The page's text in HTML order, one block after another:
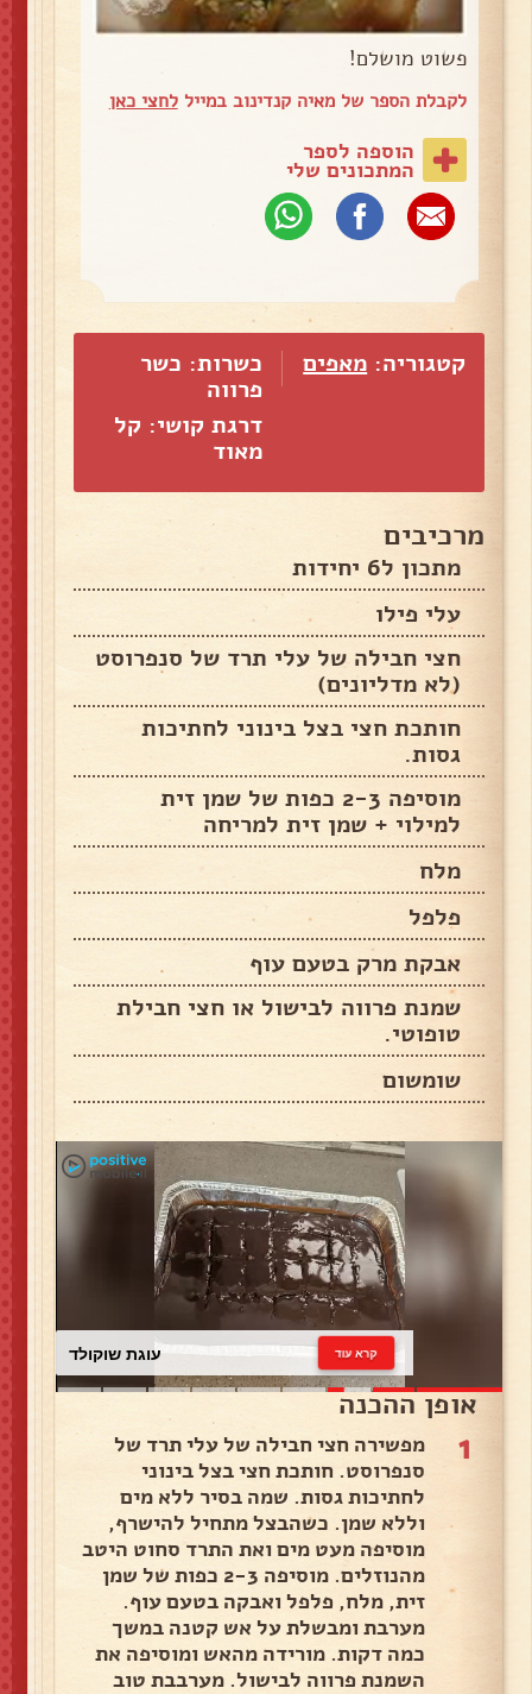
פשוט מושלם!
לקבלת הספר של מאיה קנדינוב במייללחצי כאן
הוספה לספר
המתכונים שלי
קטגוריה: מאפים
כשרות: כשר
פרווה
דרגת קושי: קל
מאוד
מרכיבים
מתכון ל6 יחידות
עלי פילו
חצי חבילה של עלי תרד של סנפרוסט
(לא מדליונים)
חותכת חצי בצל בינוני לחתיכות
גסות.
מוסיפה 2-3 כפות של שמן זית
למילוי + שמן זית למריחה
מלח
פלפל
אבקת מרק בטעם עוף
שמנת פרווה לבישול או חצי חבילת
טופוטי.
שומשום
עוגת שוקולד קרא עוד
אופן ההכנה
1
מפשירה חצי חבילה של עלי תרד של
סנפרוסט. חותכת חצי בצל בינוני
לחתיכות גסות. שמה בסיר ללא מים
וללא שמן. כשהבצל מתחיל להישרף,
מוסיפה מעט מים ואת התרד סחוט היטב
מהנוזלים. מוסיפה 2-3 כפות של שמן
זית, מלח, פלפל ואבקה בטעם עוף.
מערבת ומבשלת על אש קטנה במשך
כמה דקות. מורידה מהאש ומוסיפה את
השמנת פרווה לבישול. מערבבת טוב